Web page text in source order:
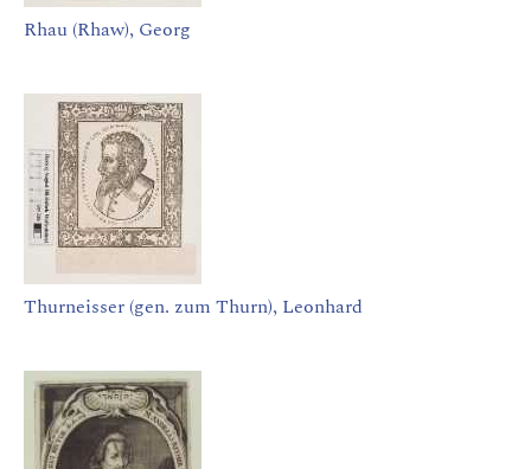
Rhau (Rhaw), Georg
Thurneisser (gen. zum Thurn), Leonhard